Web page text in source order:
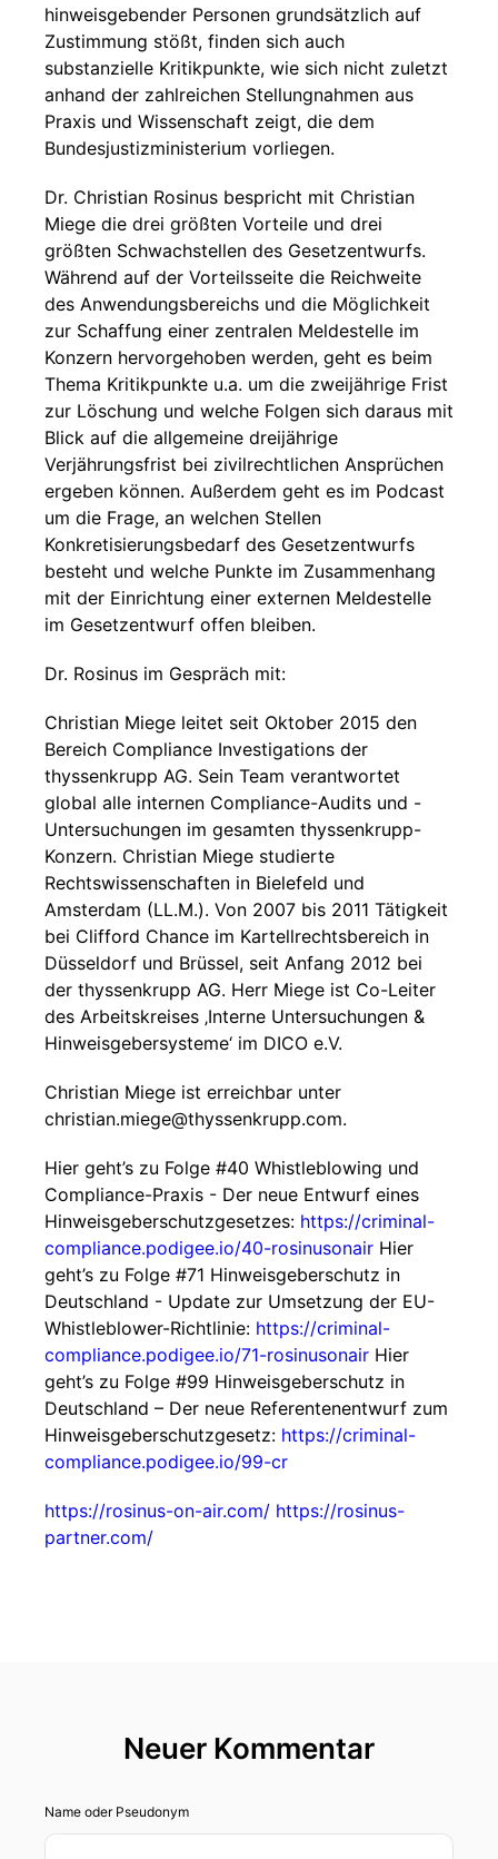
hinweisgebender Personen grundsätzlich auf
Zustimmung stößt, finden sich auch
substanzielle Kritikpunkte, wie sich nicht zuletzt
anhand der zahlreichen Stellungnahmen aus
Praxis und Wissenschaft zeigt, die dem
Bundesjustizministerium vorliegen.
Dr. Christian Rosinus bespricht mit Christian
Miege die drei größten Vorteile und drei
größten Schwachstellen des Gesetzentwurfs.
Während auf der Vorteilsseite die Reichweite
des Anwendungsbereichs und die Möglichkeit
zur Schaffung einer zentralen Meldestelle im
Konzern hervorgehoben werden, geht es beim
Thema Kritikpunkte u.a. um die zweijährige Frist
zur Löschung und welche Folgen sich daraus mit
Blick auf die allgemeine dreijährige
Verjährungsfrist bei zivilrechtlichen Ansprüchen
ergeben können. Außerdem geht es im Podcast
um die Frage, an welchen Stellen
Konkretisierungsbedarf des Gesetzentwurfs
besteht und welche Punkte im Zusammenhang
mit der Einrichtung einer externen Meldestelle
im Gesetzentwurf offen bleiben.
Dr. Rosinus im Gespräch mit:
Christian Miege leitet seit Oktober 2015 den
Bereich Compliance Investigations der
thyssenkrupp AG. Sein Team verantwortet
global alle internen Compliance-Audits und -
Untersuchungen im gesamten thyssenkrupp-
Konzern. Christian Miege studierte
Rechtswissenschaften in Bielefeld und
Amsterdam (LL.M.). Von 2007 bis 2011 Tätigkeit
bei Clifford Chance im Kartellrechtsbereich in
Düsseldorf und Brüssel, seit Anfang 2012 bei
der thyssenkrupp AG. Herr Miege ist Co-Leiter
des Arbeitskreises ‚Interne Untersuchungen &
Hinweisgebersysteme‘ im DICO e.V.
Christian Miege ist erreichbar unter
christian.miege@thyssenkrupp.com.
Hier geht’s zu Folge #40 Whistleblowing und
Compliance-Praxis - Der neue Entwurf eines
Hinweisgeberschutzgesetzes: https://criminal-
compliance.podigee.io/40-rosinusonair Hier
geht’s zu Folge #71 Hinweisgeberschutz in
Deutschland - Update zur Umsetzung der EU-
Whistleblower-Richtlinie: https://criminal-
compliance.podigee.io/71-rosinusonair Hier
geht’s zu Folge #99 Hinweisgeberschutz in
Deutschland – Der neue Referentenentwurf zum
Hinweisgeberschutzgesetz: https://criminal-
compliance.podigee.io/99-cr
https://rosinus-on-air.com/ https://rosinus-
partner.com/
Neuer Kommentar
Name oder Pseudonym